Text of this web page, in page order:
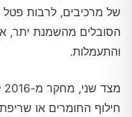
של מרכיבים, לרבות פטל
הסובלים מהשמנת יתר,
והתעמלות.
חילוף החומרים או